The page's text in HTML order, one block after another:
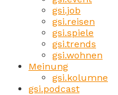
gsi.job
gsi.reisen
gsi.spiele
gsi.trends
gsi.wohnen
Meinung
gsi.kolumne
gsi.podcast